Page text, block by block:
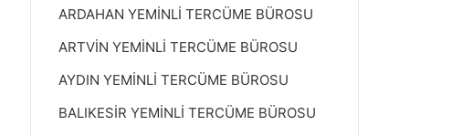
ARDAHAN YEMİNLİ TERCÜME BÜROSU
ARTVİN YEMİNLİ TERCÜME BÜROSU
AYDIN YEMİNLİ TERCÜME BÜROSU
BALIKESİR YEMİNLİ TERCÜME BÜROSU